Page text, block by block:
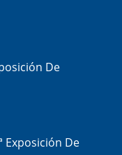
De
Exposición De